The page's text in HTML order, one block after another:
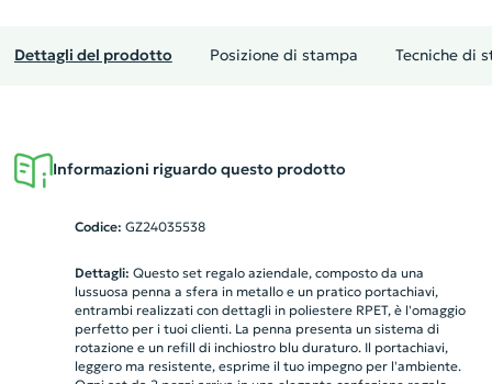
Dettagli del prodotto Posizione di stampa Tecniche di
Informazioni riguardo questo prodotto
Codice: GZ24035538
Dettagli: Questo set regalo aziendale, composto da una
lussuosa penna a sfera in metallo e un pratico portachiavi,
entrambi realizzati con dettagli in poliestere RPET, è l'omaggio
perfetto per i tuoi clienti. La penna presenta un sistema di
rotazione e un refill di inchiostro blu duraturo. Il portachiavi,
leggero ma resistente, esprime il tuo impegno per l'ambiente.